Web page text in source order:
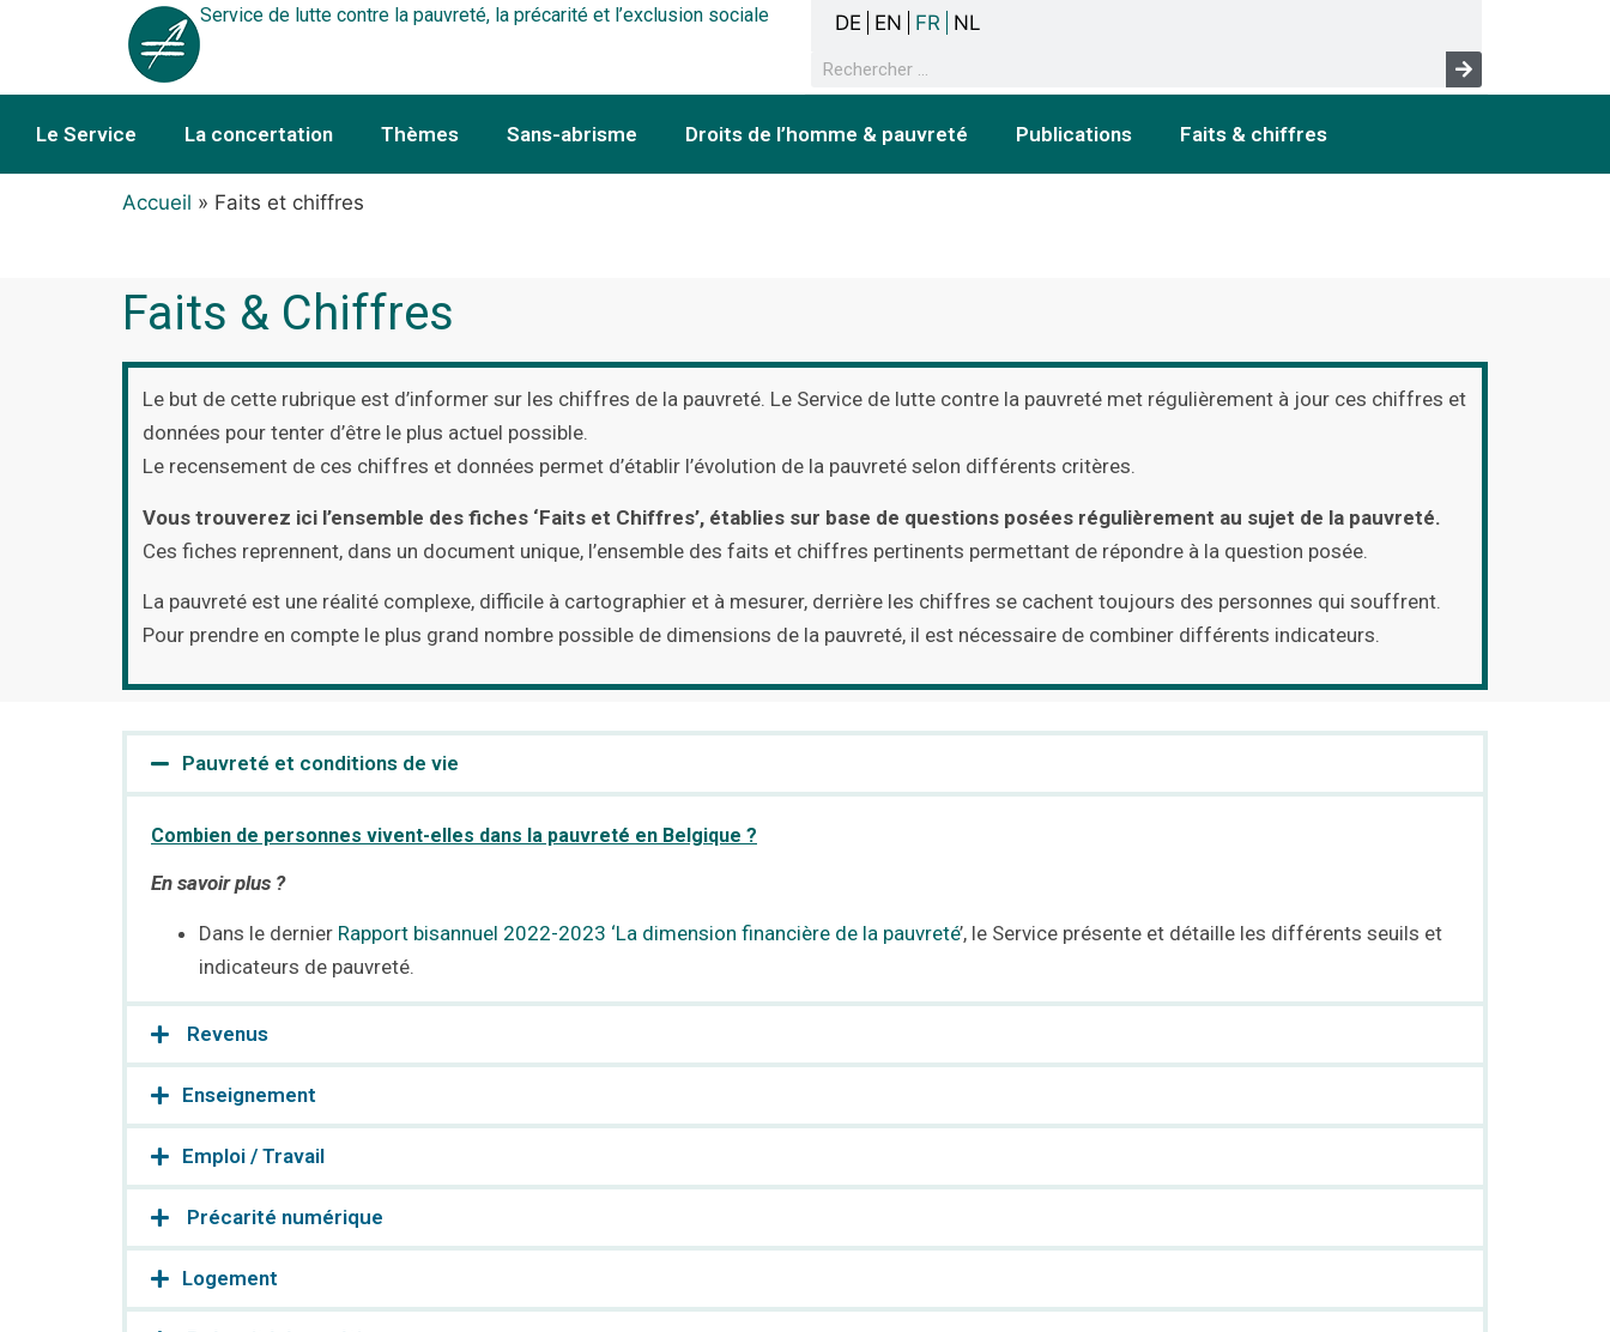
Service de lutte contre la pauvreté, la précarité et l’exclusion sociale DE EN FR NL
Le Service La concertation Thèmes Sans-abrisme Droits de l’homme & pauvreté Publications Faits & chiffres
Accueil » Faits et chiffres
Faits & Chiffres
Le but de cette rubrique est d’informer sur les chiffres de la pauvreté. Le Service de lutte contre la pauvreté met régulièrement à jour ces chiffres et
données pour tenter d’être le plus actuel possible.
Le recensement de ces chiffres et données permet d’établir l’évolution de la pauvreté selon différents critères.
Vous trouverez ici l’ensemble des fiches ‘Faits et Chiffres’, établies sur base de questions posées régulièrement au sujet de la pauvreté.
Ces fiches reprennent, dans un document unique, l’ensemble des faits et chiffres pertinents permettant de répondre à la question posée.
La pauvreté est une réalité complexe, difficile à cartographier et à mesurer, derrière les chiffres se cachent toujours des personnes qui souffrent.
Pour prendre en compte le plus grand nombre possible de dimensions de la pauvreté, il est nécessaire de combiner différents indicateurs.
Pauvreté et conditions de vie
Combien de personnes vivent-elles dans la pauvreté en Belgique ?
En savoir plus ?
Dans le dernier Rapport bisannuel 2022-2023 ‘La dimension financière de la pauvreté’, le Service présente et détaille les différents seuils et
indicateurs de pauvreté.
​ Revenus
Enseignement
Emploi / Travail
​ Précarité numérique
Logement